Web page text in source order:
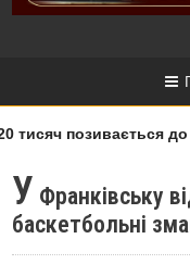
позивається до
У Франківську
баскетбольні